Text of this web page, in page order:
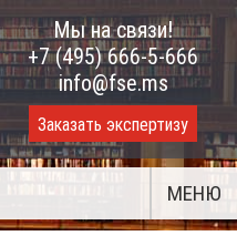
Мы на связи!
+7 (495) 666-5-666
info@fse.ms
Заказать экспертизу
МЕНЮ